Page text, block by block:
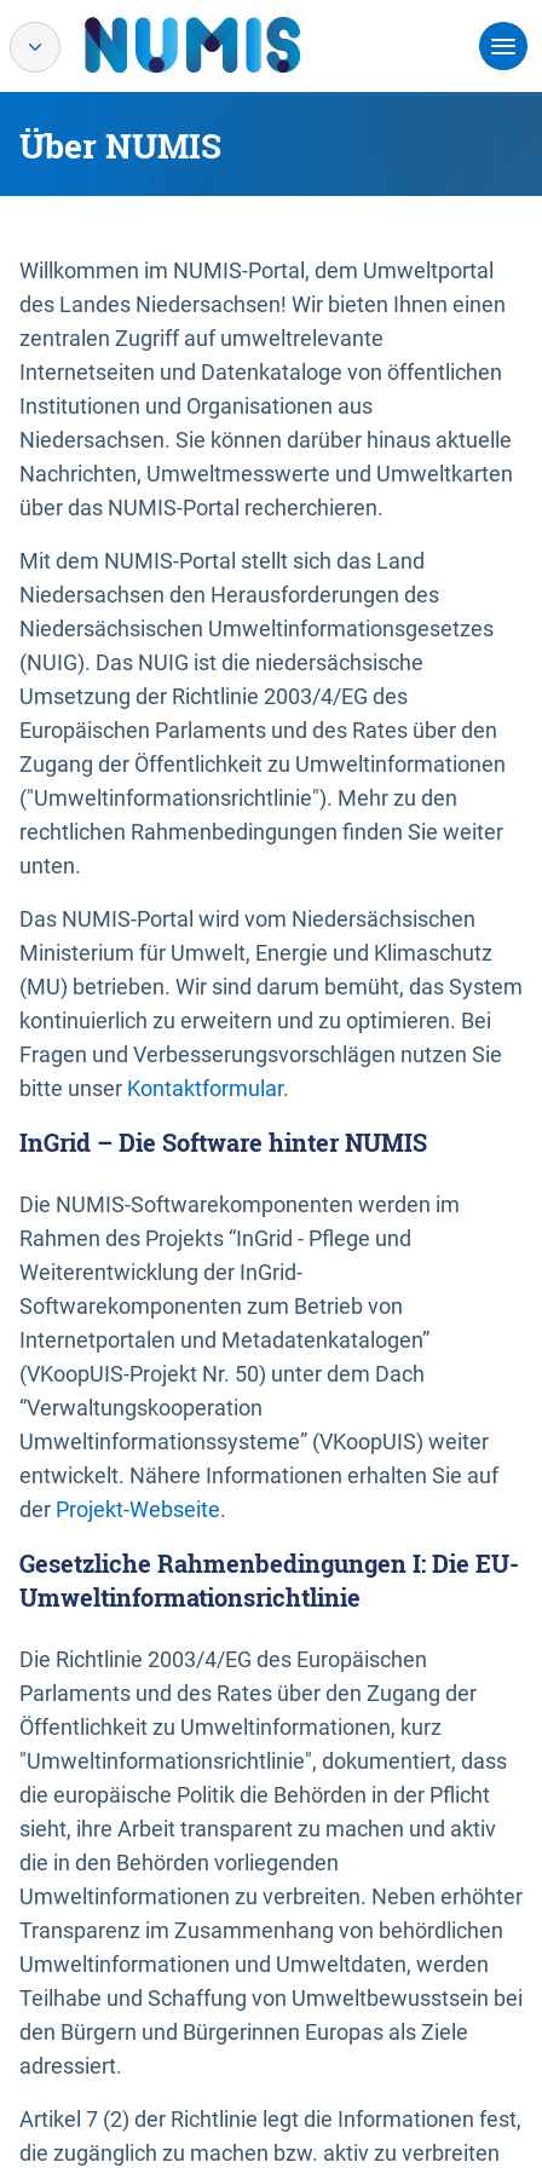
Über NUMIS
Willkommen im NUMIS-Portal, dem Umweltportal
des Landes Niedersachsen! Wir bieten Ihnen einen
zentralen Zugriff auf umweltrelevante
Internetseiten und Datenkataloge von öffentlichen
Institutionen und Organisationen aus
Niedersachsen. Sie können darüber hinaus aktuelle
Nachrichten, Umweltmesswerte und Umweltkarten
über das NUMIS-Portal recherchieren.
Mit dem NUMIS-Portal stellt sich das Land
Niedersachsen den Herausforderungen des
Niedersächsischen Umweltinformationsgesetzes
(NUIG). Das NUIG ist die niedersächsische
Umsetzung der Richtlinie 2003/4/EG des
Europäischen Parlaments und des Rates über den
Zugang der Öffentlichkeit zu Umweltinformationen
("Umweltinformationsrichtlinie"). Mehr zu den
rechtlichen Rahmenbedingungen finden Sie weiter
unten.
Das NUMIS-Portal wird vom Niedersächsischen
Ministerium für Umwelt, Energie und Klimaschutz
(MU) betrieben. Wir sind darum bemüht, das System
kontinuierlich zu erweitern und zu optimieren. Bei
Fragen und Verbesserungsvorschlägen nutzen Sie
bitte unser Kontaktformular.
InGrid – Die Software hinter NUMIS
Die NUMIS-Softwarekomponenten werden im
Rahmen des Projekts “InGrid - Pflege und
Weiterentwicklung der InGrid-
Softwarekomponenten zum Betrieb von
Internetportalen und Metadatenkatalogen”
(VKoopUIS-Projekt Nr. 50) unter dem Dach
“Verwaltungskooperation
Umweltinformationssysteme” (VKoopUIS) weiter
entwickelt. Nähere Informationen erhalten Sie auf
der Projekt-Webseite.
Gesetzliche Rahmenbedingungen I: Die EU-
Umweltinformationsrichtlinie
Die Richtlinie 2003/4/EG des Europäischen
Parlaments und des Rates über den Zugang der
Öffentlichkeit zu Umweltinformationen, kurz
"Umweltinformationsrichtlinie", dokumentiert, dass
die europäische Politik die Behörden in der Pflicht
sieht, ihre Arbeit transparent zu machen und aktiv
die in den Behörden vorliegenden
Umweltinformationen zu verbreiten. Neben erhöhter
Transparenz im Zusammenhang von behördlichen
Umweltinformationen und Umweltdaten, werden
Teilhabe und Schaffung von Umweltbewusstsein bei
den Bürgern und Bürgerinnen Europas als Ziele
adressiert.
Artikel 7 (2) der Richtlinie legt die Informationen fest,
die zugänglich zu machen bzw. aktiv zu verbreiten